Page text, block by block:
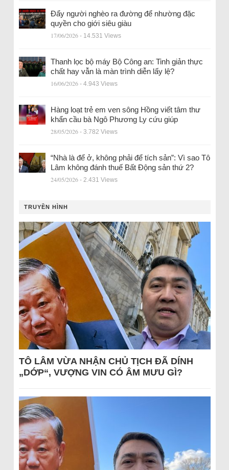
Đẩy người nghèo ra đường để nhường đặc
quyền cho giới siêu giàu
17/06/2026 - 14.531 Views
Thanh lọc bộ máy Bộ Công an: Tinh giản thực
chất hay vẫn là màn trình diễn lấy lệ?
16/06/2026 - 4.943 Views
Hàng loạt trẻ em ven sông Hồng viết tâm thư
khẩn cầu bà Ngô Phương Ly cứu giúp
28/05/2026 - 3.782 Views
“Nhà là để ở, không phải để tích sản”: Vì sao Tô
Lâm không đánh thuế Bất Động sản thứ 2?
24/05/2026 - 2.431 Views
TRUYỀN HÌNH
TÔ LÂM VỪA NHẬN CHỦ TỊCH ĐÃ DÍNH
„DỚP“, VƯỢNG VIN CÓ ÂM MƯU GÌ?